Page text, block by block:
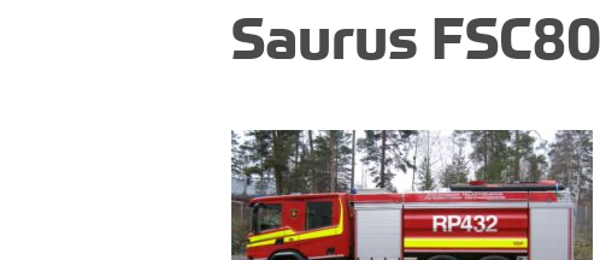
Saurus FSC80